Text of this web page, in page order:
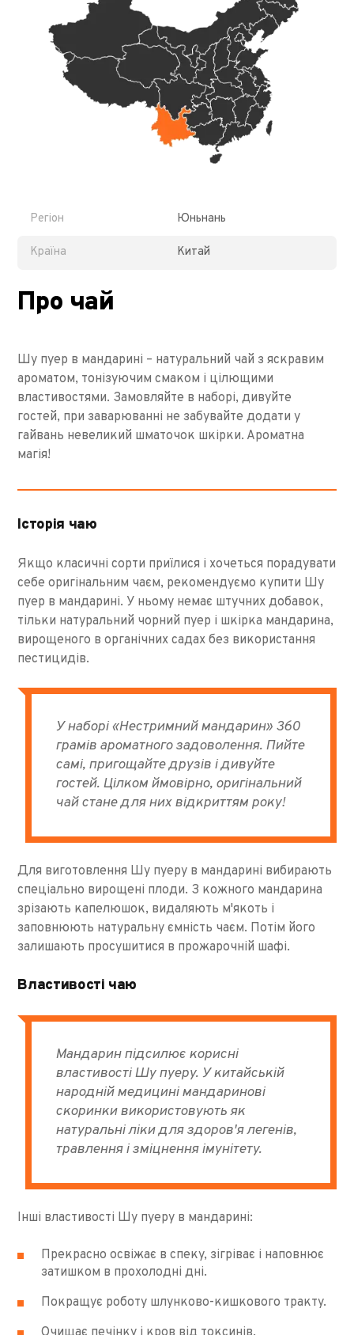
Регіон Юньнань
Країна Китай
Про чай
Шу пуер в мандарині – натуральний чай з яскравим
ароматом, тонізуючим смаком і цілющими
властивостями. Замовляйте в наборі, дивуйте
гостей, при заварюванні не забувайте додати у
гайвань невеликий шматочок шкірки. Ароматна
магія!
Історія чаю
Якщо класичні сорти приїлися і хочеться порадувати
себе оригінальним чаєм, рекомендуємо купити Шу
пуер в мандарині. У ньому немає штучних добавок,
тільки натуральний чорний пуер і шкірка мандарина,
вирощеного в органічних садах без використання
пестицидів.
У наборі «Нестримний мандарин» 360
грамів ароматного задоволення. Пийте
самі, пригощайте друзів і дивуйте
гостей. Цілком ймовірно, оригінальний
чай стане для них відкриттям року!
Для виготовлення Шу пуеру в мандарині вибирають
спеціально вирощені плоди. З кожного мандарина
зрізають капелюшок, видаляють м'якоть і
заповнюють натуральну ємність чаєм. Потім його
залишають просушитися в прожарочній шафі.
Властивості чаю
Мандарин підсилює корисні
властивості Шу пуеру. У китайській
народній медицині мандаринові
скоринки використовують як
натуральні ліки для здоров'я легенів,
травлення і зміцнення імунітету.
Інші властивості Шу пуеру в мандарині:
Прекрасно освіжає в спеку, зігріває і наповнює
затишком в прохолодні дні.
Покращує роботу шлунково-кишкового тракту.